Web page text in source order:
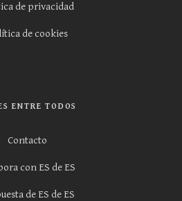
de privacidad
de cookies
ENTRE TODOS
Contacto
con ES de ES
de ES de ES